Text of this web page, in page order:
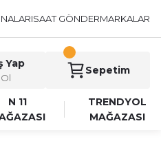
SAAT GÖNDERMARKALAR
Yap
Sepetim
N 11
TRENDYOL
MAĞAZASI